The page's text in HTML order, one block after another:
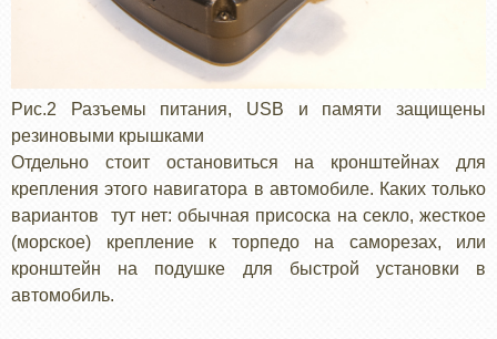
Рис.2 Разъемы питания, USB и памяти защищены
резиновыми крышками
Отдельно стоит остановиться на кронштейнах для
крепления этого навигатора в автомобиле. Каких только
вариантов тут нет: обычная присоска на секло, жесткое
(морское) крепление к торпедо на саморезах, или
кронштейн на подушке для быстрой установки в
автомобиль.